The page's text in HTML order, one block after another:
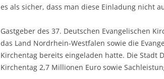
es als sicher, dass man diese Einladung nicht
Gastgeber des 37. Deutschen Evangelischen
das Land Nordrhein-Westfalen sowie die
Kirchentag bereits eingeladen hatte. Die Stadt
Kirchentag 2,7 Millionen Euro sowie